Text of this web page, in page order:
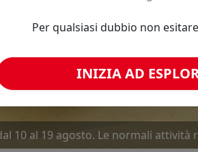
10 al 19 agosto. Le normali
offerte Luglio-Agosto... Due mesi
Per qualsiasi dubbio non
INIZIA AD